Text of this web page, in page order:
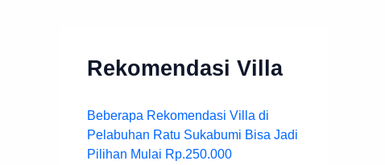
Rekomendasi Villa
Beberapa Rekomendasi Villa di
Pelabuhan Ratu Sukabumi Bisa Jadi
Pilihan Mulai Rp.250.000